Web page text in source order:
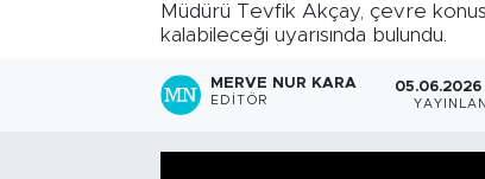
Müdürü Tevfik Akçay, çevre
kalabileceği uyarısında bulundu.
MERVE NUR KARA
EDITÖR
05.06.2026
Tüm Manşetler
Son Dakika Haberleri